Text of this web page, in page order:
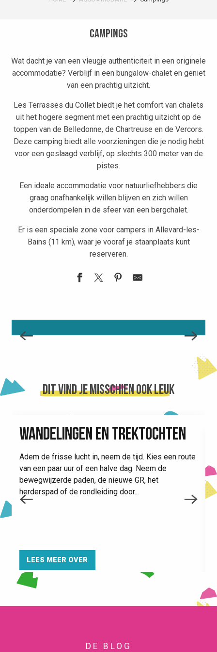
Campings
Wat dacht je van een vleugje authenticiteit in een originele
accommodatie? Verblijf in een bungalow-chalet en geniet
van een prachtig uitzicht.
Les Terrasses du Collet biedt je het comfort van chalets
uit het hogere segment met een prachtig uitzicht op de
toppen van de Belledonne, de Chartreuse en de Vercors.
Deze camping biedt alle voorzieningen die je nodig hebt
voor een geslaagd verblijf, op slechts 300 meter van de
pistes.
Een ideale accommodatie voor natuurliefhebbers die
graag onafhankelijk willen blijven en zich willen
onderdompelen in de sfeer van een bergchalet.
Er is een speciale zone voor campers in Allevard-les-
Bains (11 km), waar je vooraf je staanplaats kunt
reserveren.
Les Terrasses du Collet
Dit vind je misschien ook leuk
WANDELINGEN EN TREKTOCHTEN
Adem de frisse lucht in, neem de tijd. Kies een route
van een paar uur of een halve dag. Neem de
bewegwijzerde paden, de nieuwe GR, het
herderspad of de rondleiding door...
LEES MEER OVER
DE BLOG